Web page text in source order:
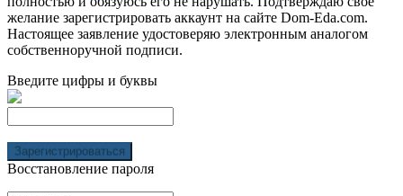
желание зарегистрировать аккаунт на сайте Dom-Eda.com.
Настоящее заявление удостоверяю электронным аналогом
собственноручной подписи.
Введите цифры и буквы
Зарегистрироваться
Восстановление пароля